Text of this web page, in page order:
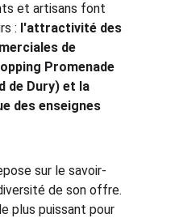
et artisans font
: l'attractivité des
de
Promenade
de Dury) et la
des enseignes
sur le savoir-
de son offre.
plus puissant pour